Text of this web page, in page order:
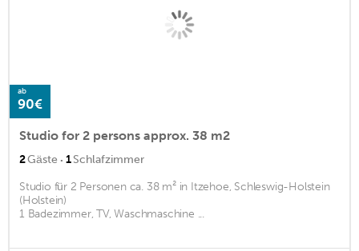
ab
90€
Studio for 2 persons approx. 38 m2
2Gäste · 1Schlafzimmer
Studio für 2 Personen ca. 38 m² in Itzehoe, Schleswig-Holstein
(Holstein)
1 Badezimmer, TV, Waschmaschine ...